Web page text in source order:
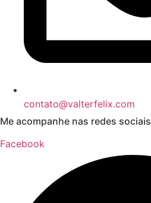
contato@valterfelix.com
Me acompanhe nas redes sociais
Facebook